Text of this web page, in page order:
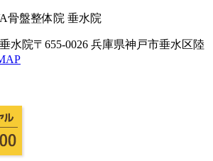
骨盤整体院 垂水院
〒655-0026 兵庫県神戸市垂水区陸